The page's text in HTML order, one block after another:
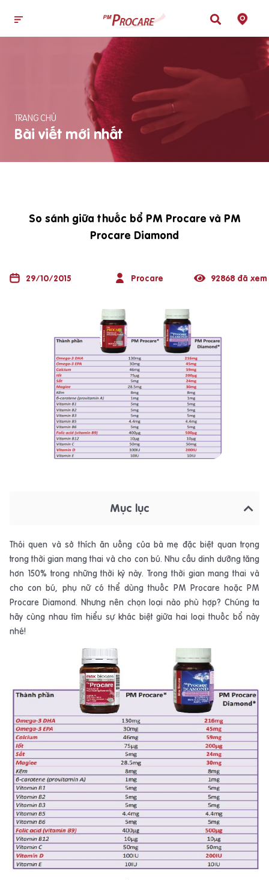
TRANG CHỦ
Bài viết mới nhất
So sánh giữa thuốc bổ PM Procare và PM
Procare Diamond
29/10/2015 Procare 92868 đã xem
Mục lục
Thói quen và sở thích ăn uống của bà mẹ đặc biệt quan trọng
trong thời gian mang thai và cho con bú. Nhu cầu dinh dưỡng tăng
hơn 150% trong những thời kỳ này. Trong thời gian mang thai và
cho con bú, phụ nữ có thể dùng thuốc PM Procare hoặc PM
Procare Diamond. Nhưng nên chọn loại nào phù hợp? Chúng ta
hãy cùng nhau tìm hiểu sự khác biệt giữa hai loại thuốc bổ này
nhé!